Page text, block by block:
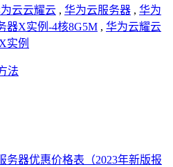
云云耀云 , 华为云服务器 , 华为
器X实例-4核8G5M , 华为云耀云
实例
法
务器优惠价格表（2023年新版报